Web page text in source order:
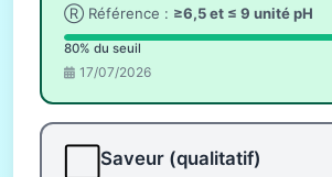
Ⓡ Référence : ≥6,5 et ≤ 9 unité pH
80% du seuil
17/07/2026
Saveur (qualitatif)